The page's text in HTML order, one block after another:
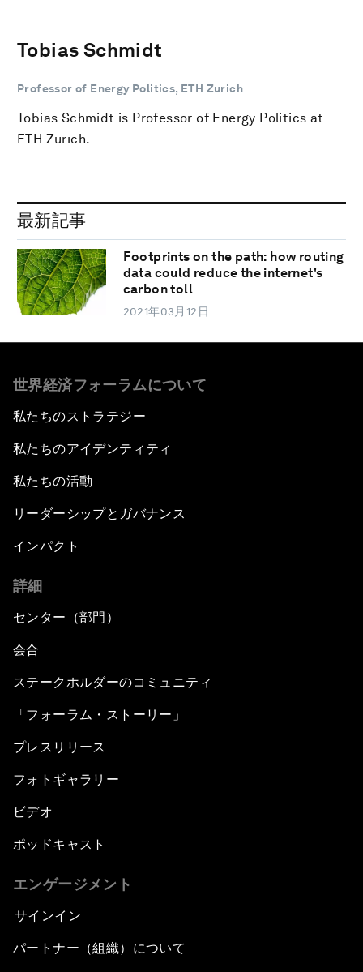
Tobias Schmidt
Professor of Energy Politics, ETH Zurich
Tobias Schmidt is Professor of Energy Politics at
ETH Zurich.
最新記事
Footprints on the path: how routing
data could reduce the internet's
carbon toll
2021年03月12日
世界経済フォーラムについて
私たちのストラテジー
私たちのアイデンティティ
私たちの活動
リーダーシップとガバナンス
インパクト
詳細
センター（部門）
会合
ステークホルダーのコミュニティ
「フォーラム・ストーリー」
プレスリリース
フォトギャラリー
ビデオ
ポッドキャスト
エンゲージメント
サインイン
パートナー（組織）について